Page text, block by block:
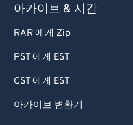
아카이브 & 시간
RAR 에게 Zip
PST 에게 EST
CST 에게 EST
아카이브 변환기